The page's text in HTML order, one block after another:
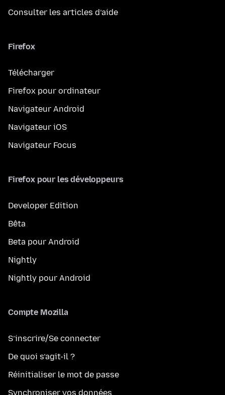
Consulter les articles d’aide
Firefox
Télécharger
Firefox pour ordinateur
Navigateur Android
Navigateur iOS
Navigateur Focus
Firefox pour les développeurs
Developer Edition
Bêta
Beta pour Android
Nightly
Nightly pour Android
Compte Mozilla
S’inscrire/Se connecter
De quoi s’agit-il ?
Réinitialiser le mot de passe
Synchroniser vos données